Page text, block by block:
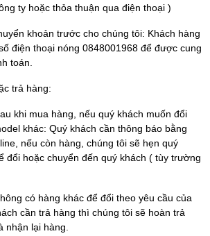
ty hoặc thỏa thuận qua điện thoại )
khoản trước cho chúng tôi: Khách hàng
điện thoại nóng 0848001968 để được cung
toán.
trả hàng:
khi mua hàng, nếu quý khách muốn đổi
khác: Quý khách cần thông báo bằng
nếu còn hàng, chúng tôi sẽ hẹn quý
đổi hoặc chuyển đến quý khách ( tùy trường
có hàng khác để đổi theo yêu cầu của
cần trả hàng thì chúng tôi sẽ hoàn trả
nhận lại hàng.